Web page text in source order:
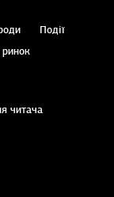
Події
читача